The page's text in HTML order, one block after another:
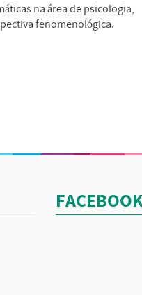
na área de psicologia,
fenomenológica.
FACEBOOK